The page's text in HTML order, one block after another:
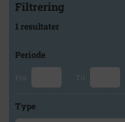
Filtrering
1 resultater
Periode
Fra Til
Type